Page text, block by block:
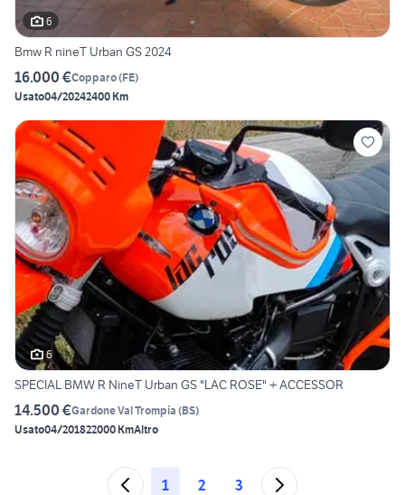
6
Bmw R nineT Urban GS 2024
16.000 €Copparo(FE)
Usato04/20242400 Km
6
SPECIAL BMW R NineT Urban GS "LAC ROSE" + ACCESSOR
14.500 €Gardone Val Trompia (BS)
Usato04/201822000 KmAltro
1 2 3